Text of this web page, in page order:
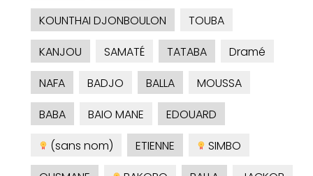
KOUNTHAI DJONBOULON
TOUBA
KANJOU
SAMATÉ TATABA
Dramé
NAFA
BADJO BALLA
MOUSSA
BABA
BAIO MANE
EDOUARD
(sans nom)
ETIENNE
SIMBO